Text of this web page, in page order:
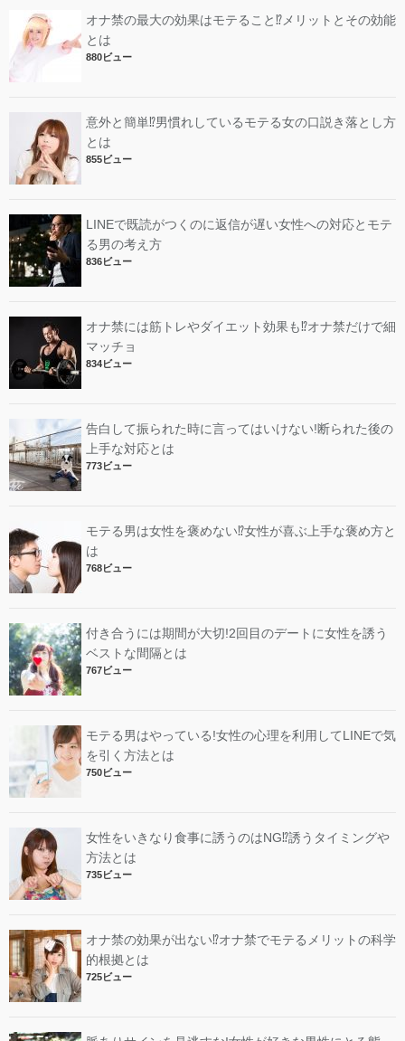
オナ禁の最大の効果はモテること⁉︎メリットとその効能
とは
880ビュー
意外と簡単⁉︎男慣れしているモテる女の口説き落とし方
とは
855ビュー
LINEで既読がつくのに返信が遅い女性への対応とモテ
る男の考え方
836ビュー
オナ禁には筋トレやダイエット効果も⁉︎オナ禁だけで細
マッチョ
834ビュー
告白して振られた時に言ってはいけない!断られた後の
上手な対応とは
773ビュー
モテる男は女性を褒めない⁉︎女性が喜ぶ上手な褒め方と
は
768ビュー
付き合うには期間が大切!2回目のデートに女性を誘う
ベストな間隔とは
767ビュー
モテる男はやっている!女性の心理を利用してLINEで気
を引く方法とは
750ビュー
女性をいきなり食事に誘うのはNG⁉︎誘うタイミングや
方法とは
735ビュー
オナ禁の効果が出ない⁉︎オナ禁でモテるメリットの科学
的根拠とは
725ビュー